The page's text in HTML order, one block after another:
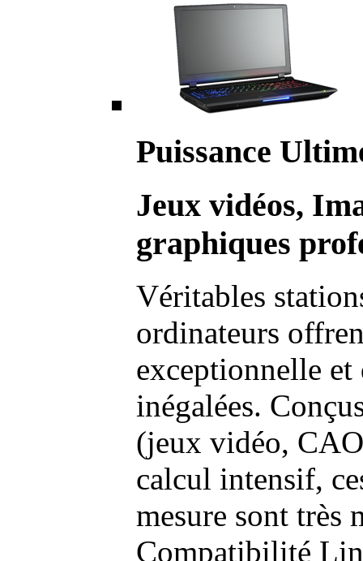
Puissance
Jeux vidéos,
graphiques
Véritables
ordinateurs
exceptionnelle et
inégalées.
(jeux vidéo,
calcul intensif,
mesure sont très
Compatibilité